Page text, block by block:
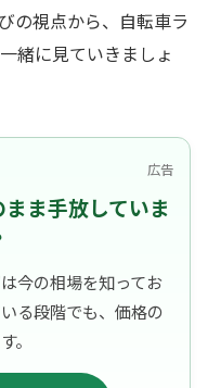
の視点から、自転車ラ
緒に見ていきましょ
広告
ま手放していま
今の相場を知ってお
る段階でも、価格の
。